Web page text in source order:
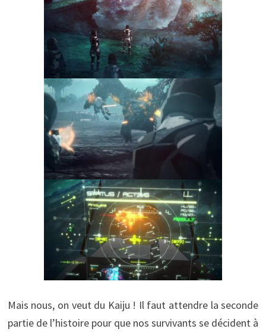
Mais nous, on veut du Kaiju ! Il faut attendre la seconde
partie de l’histoire pour que nos survivants se décident à